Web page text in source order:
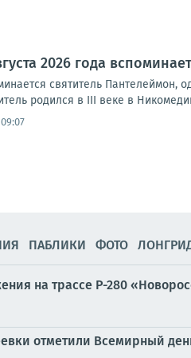
2026 года
святитель
родился в III веке в
ПАБЛИКИ ФОТО
на трассе Р-280
отметили Всемирный